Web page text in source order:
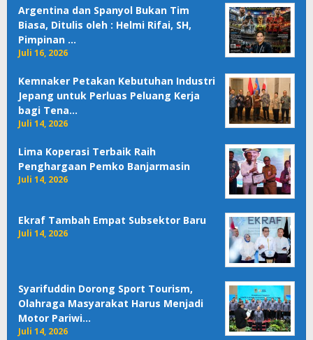
Argentina dan Spanyol Bukan Tim
Biasa, Ditulis oleh : Helmi Rifai, SH,
Pimpinan …
Juli 16, 2026
Kemnaker Petakan Kebutuhan Industri
Jepang untuk Perluas Peluang Kerja
bagi Tena…
Juli 14, 2026
Lima Koperasi Terbaik Raih
Penghargaan Pemko Banjarmasin
Juli 14, 2026
Ekraf Tambah Empat Subsektor Baru
Juli 14, 2026
Syarifuddin Dorong Sport Tourism,
Olahraga Masyarakat Harus Menjadi
Motor Pariwi…
Juli 14, 2026